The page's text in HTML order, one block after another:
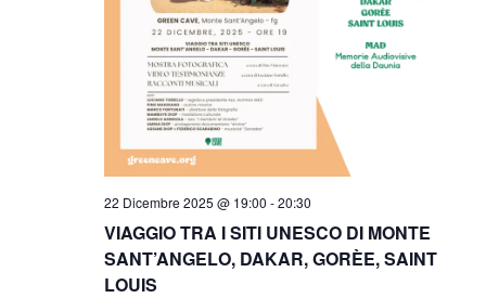
VIAGGIO TRA I SITI UNESCO DI MONTE
SANT’ANGELO, DAKAR, GORÈE, SAINT
LOUIS
22 Dicembre 2025 @ 19:00 -20:30